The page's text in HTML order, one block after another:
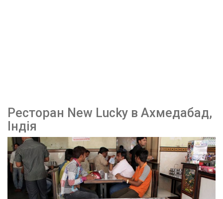
Ресторан New Lucky в Ахмедабад,
Індія